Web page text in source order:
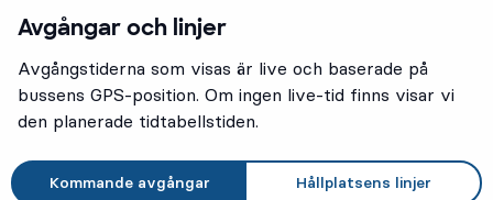
Avgångar och linjer
Avgångstiderna som visas är live och baserade på
bussens GPS-position. Om ingen live-tid finns visar vi
den planerade tidtabellstiden.
Kommande avgångar Hållplatsens linjer